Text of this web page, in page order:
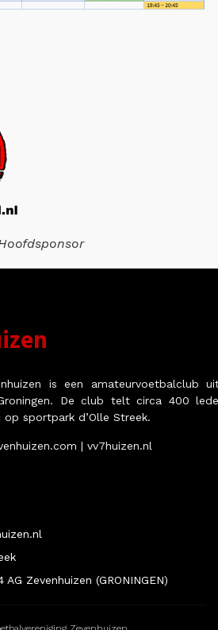
is een amateurvoetbalclub
De club telt circa 400
sportpark d’Olle Streek.
| vv7huizen.nl
Zevenhuizen (GRONINGEN)